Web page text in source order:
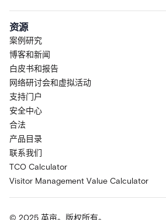
资源
案例研究
博客和新闻
白皮书和报告
网络研讨会和虚拟活动
支持门户
安全中心
合法
产品目录
联系我们
TCO Calculator
Visitor Management Value Calculator
© 2025 英亩。版权所有。